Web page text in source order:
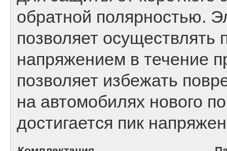
обратной полярностью.
позволяет осуществлять
напряжением в течение
позволяет избежать
на автомобилях нового
достигается пик